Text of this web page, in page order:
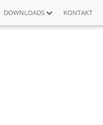
DOWNLOADS KONTAKT